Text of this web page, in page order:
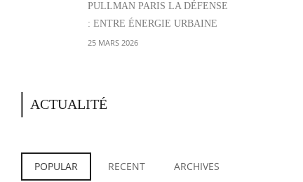
PULLMAN PARIS LA DÉFENSE
: ENTRE ÉNERGIE URBAINE
ET PARENTHÈSE
25 MARS 2026
ACTUALITÉ
POPULAR RECENT ARCHIVES